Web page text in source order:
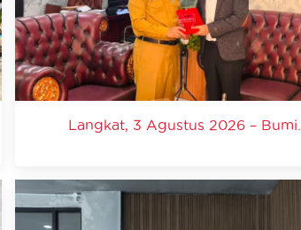
Langkat, 3 Agustus 2026 – Bumi...